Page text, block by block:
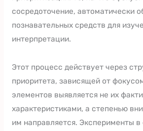
сосредоточение, автоматически
познавательных средств для
интерпретации.
Этот процесс действует через
приоритета, зависящей от
элементов выявляется не их
характеристиками, а степенью
им направляется. Эксперименты в